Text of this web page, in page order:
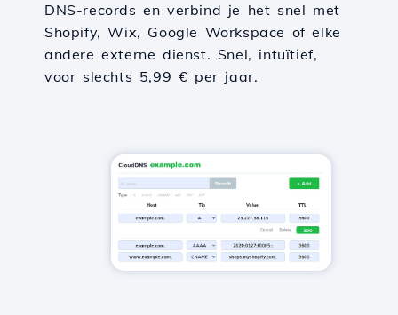
DNS-records en verbind je het snel met
Shopify, Wix, Google Workspace of elke
andere externe dienst. Snel, intuïtief,
voor slechts 5,99 € per jaar.